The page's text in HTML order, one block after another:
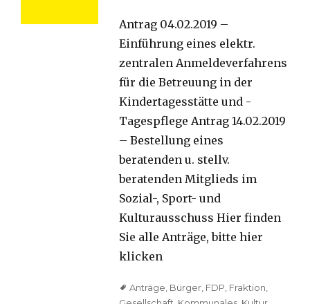
Antrag 04.02.2019 –
Einführung eines elektr.
zentralen Anmeldeverfahrens
für die Betreuung in der
Kindertagesstätte und -
Tagespflege Antrag 14.02.2019
– Bestellung eines
beratenden u. stellv.
beratenden Mitglieds im
Sozial-, Sport- und
Kulturausschuss Hier finden
Sie alle Anträge, bitte hier
klicken
TagsAnträge, Bürger, FDP, Fraktion,